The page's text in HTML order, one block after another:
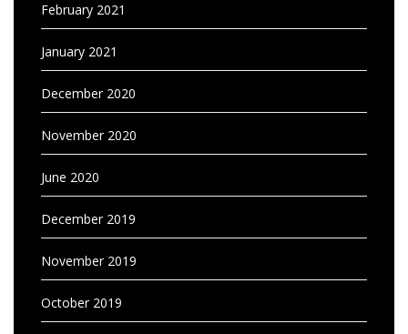
February 2021
January 2021
December 2020
November 2020
June 2020
December 2019
November 2019
October 2019